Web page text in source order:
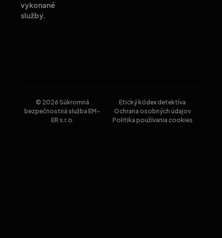
vykonané
služby.
© 2026 Súkromná
bezpečnostná služba EM-
ER s.r.o.
Etický kódex detektíva
Ochrana osobných údajov
Politika používania cookies